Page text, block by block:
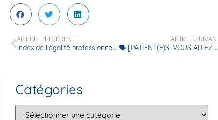
ARTICLE PRÉCÉDENT
Index de l’égalité professionnelle femmes-hommes 2024
ARTICLE
🗣️ [PATIENT(E)S, VOUS ALLEZ ÊTRE PRIS(E) EN CHARGE PROCHAINEMENT AU CENTRE ORTHOPÉDIQUE ? VOTRE OPÉRATION? PARLONS-EN!] 🗣️
Catégories